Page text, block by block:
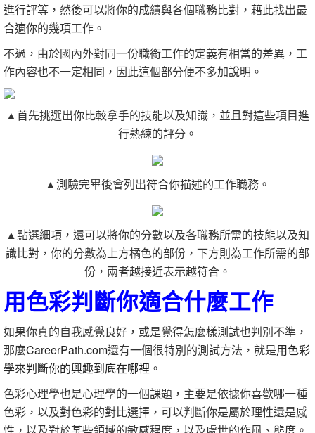
進行評等，然後可以將你的成績與各個職務比對，藉此找出最
合適你的幾項工作。
不過，由於國內外對同一份職銜工作的定義有相當的差異，工
作內容也不一定相同，因此這個部分便不多加說明。
▲首先挑選出你比較拿手的技能以及知識，並且對這些項目進
行熟練的評分。
▲測驗完畢後會列出符合你描述的工作職務。
▲點選細項，還可以將你的分數以及各職務所需的技能以及知
識比對，你的分數為上方橘色的部份，下方則為工作所需的部
份，兩者越接近表示越符合。
用色彩判斷你適合什麼工作
如果你真的自我感覺良好，或是覺得怎麼樣測試也判別不準，
那麼CareerPath.com還有一個很特別的測試方法，就是用色彩
學來判斷你的興趣到底在哪裡 。
色彩心理學也是心理學的一個課題，主要是依據你喜歡哪一種
色彩，以及對色彩的對比選擇，可以判斷你是屬於理性還是感